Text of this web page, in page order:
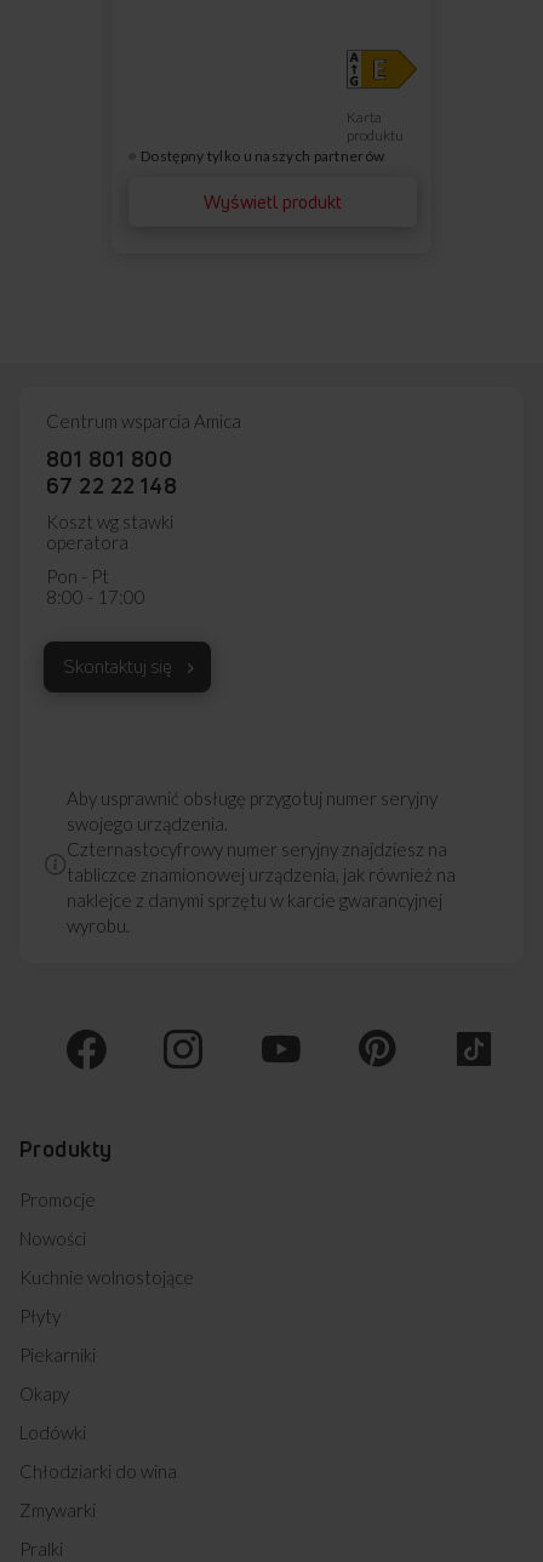
Wyświetl produkt
Karta
produktu
Dostępny tylko u naszych partnerów
Centrum wsparcia Amica
801 801 800
67 22 22 148
Koszt wg stawki
operatora
Pon - Pt
8:00 - 17:00
Skontaktuj się
Aby usprawnić obsługę przygotuj numer seryjny
swojego urządzenia.
Czternastocyfrowy numer seryjny znajdziesz na
tabliczce znamionowej urządzenia, jak również na
naklejce z danymi sprzętu w karcie gwarancyjnej
wyrobu.
Produkty
Promocje
Nowości
Kuchnie wolnostojące
Płyty
Piekarniki
Okapy
Lodówki
Chłodziarki do wina
Zmywarki
Pralki